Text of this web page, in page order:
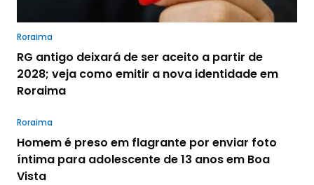
Roraima
RG antigo deixará de ser aceito a partir de
2028; veja como emitir a nova identidade em
Roraima
Roraima
Homem é preso em flagrante por enviar foto
íntima para adolescente de 13 anos em Boa
Vista